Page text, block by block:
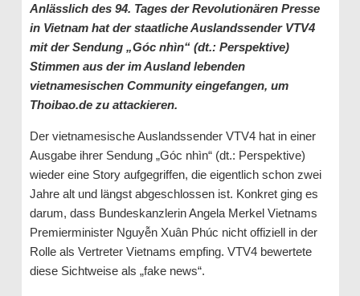
Anlässlich des 94. Tages der Revolutionären Presse
in Vietnam hat der staatliche Auslandssender VTV4
mit der Sendung „Góc nhìn“ (dt.: Perspektive)
Stimmen aus der im Ausland lebenden
vietnamesischen Community eingefangen, um
Thoibao.de zu attackieren.
Der vietnamesische Auslandssender VTV4 hat in einer
Ausgabe ihrer Sendung „Góc nhìn“ (dt.: Perspektive)
wieder eine Story aufgegriffen, die eigentlich schon zwei
Jahre alt und längst abgeschlossen ist. Konkret ging es
darum, dass Bundeskanzlerin Angela Merkel Vietnams
Premierminister Nguyễn Xuân Phúc nicht offiziell in der
Rolle als Vertreter Vietnams empfing. VTV4 bewertete
diese Sichtweise als „fake news“.